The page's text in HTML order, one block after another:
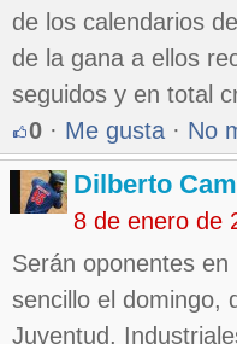
de los calendarios
de la gana a ellos
seguidos y en total
0 · Me gusta · No
Dilberto
8 de enero de
Serán oponentes
sencillo el domingo,
Juventud,